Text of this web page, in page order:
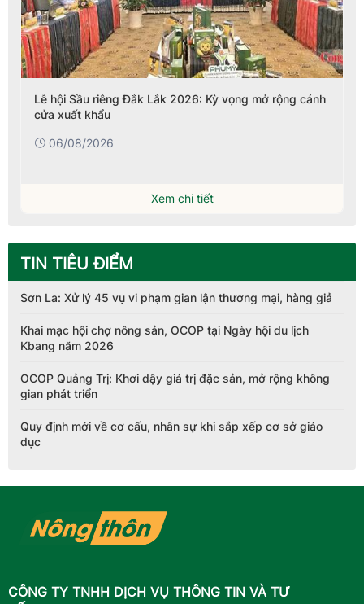
Lễ hội Sầu riêng Đắk Lắk 2026: Kỳ vọng mở rộng cánh
cửa xuất khẩu
06/08/2026
Xem chi tiết
TIN TIÊU ĐIỂM
Sơn La: Xử lý 45 vụ vi phạm gian lận thương mại, hàng giả
Khai mạc hội chợ nông sản, OCOP tại Ngày hội du lịch
Kbang năm 2026
OCOP Quảng Trị: Khơi dậy giá trị đặc sản, mở rộng không
gian phát triển
Quy định mới về cơ cấu, nhân sự khi sắp xếp cơ sở giáo
dục
CÔNG TY TNHH DỊCH VỤ THÔNG TIN VÀ TƯ